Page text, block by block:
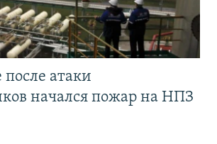
после атаки
начался пожар на НПЗ